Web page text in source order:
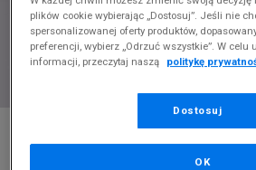
NIKE T-SHIRT W NSW ESSNTL SS
plików cookie wybierając „Dostosuj”. Jeśli nie
spersonalizowanej oferty produktów,
preferencji, wybierz „Odrzuć wszystkie”. W celu
informacji, przeczytaj naszą
politykę
Dostosuj
OK